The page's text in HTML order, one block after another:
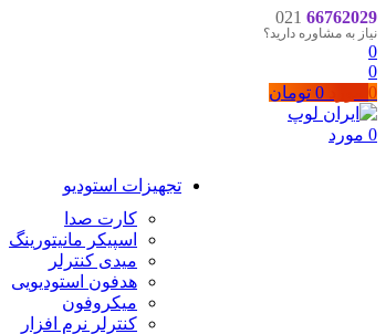
021 66762029
نیاز به مشاوره دارید؟
0
0
0
0 تومان
0 مورد
تجهیزات استودیو
کارت صدا
اسپیکر مانیتورینگ
میدی کنترلر
هدفون استودیویی
میکروفون
کنترلر نرم افزار